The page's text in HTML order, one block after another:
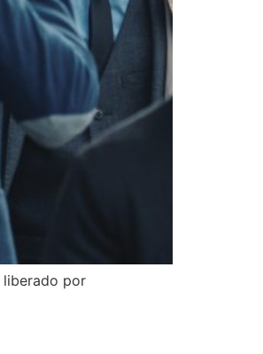
liberado por